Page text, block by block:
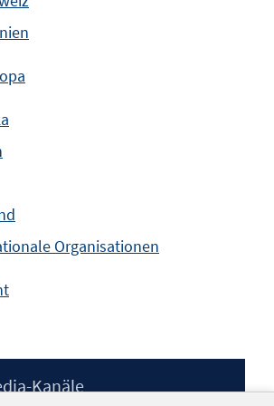
Organisationen
Kanäle